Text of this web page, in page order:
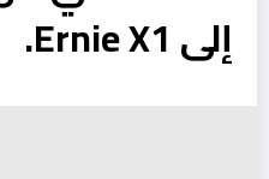
إلى Ernie X1.